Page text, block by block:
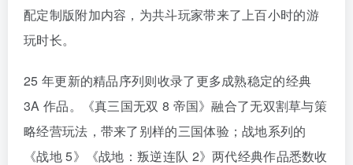
配定制版附加内容，为共斗玩家带来了上百小时的游
玩时长。
25 年更新的精品序列则收录了更多成熟稳定的经典
3A 作品。《真三国无双 8 帝国》融合了无双割草与策
略经营玩法，带来了别样的三国体验；战地系列的
《战地 5》《战地：叛逆连队 2》两代经典作品悉数收